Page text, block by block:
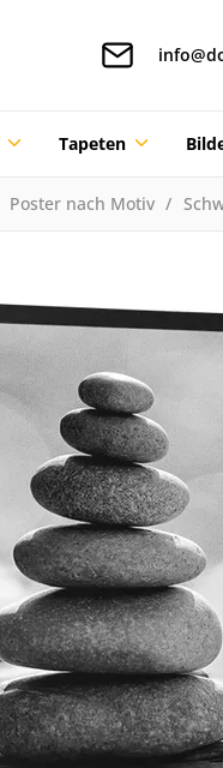
Tapeten
Poster nach Motiv